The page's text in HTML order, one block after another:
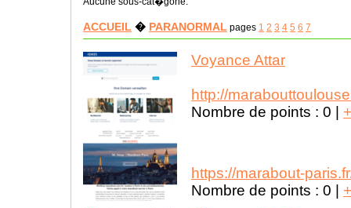
ACCUEIL � PARANORMAL pages 1 2 3 4 5 6 7
Voyance Attar
http://
Nombre de points : 0
https://marabout-
Nombre de points : 0